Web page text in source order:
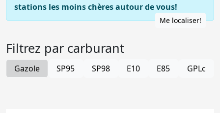
stations les moins chères autour de vous!
Me localiser!
Filtrez par carburant
Gazole SP95 SP98 E10 E85 GPLc